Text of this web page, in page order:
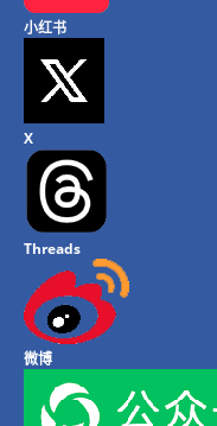
小红书
X
Threads
微博